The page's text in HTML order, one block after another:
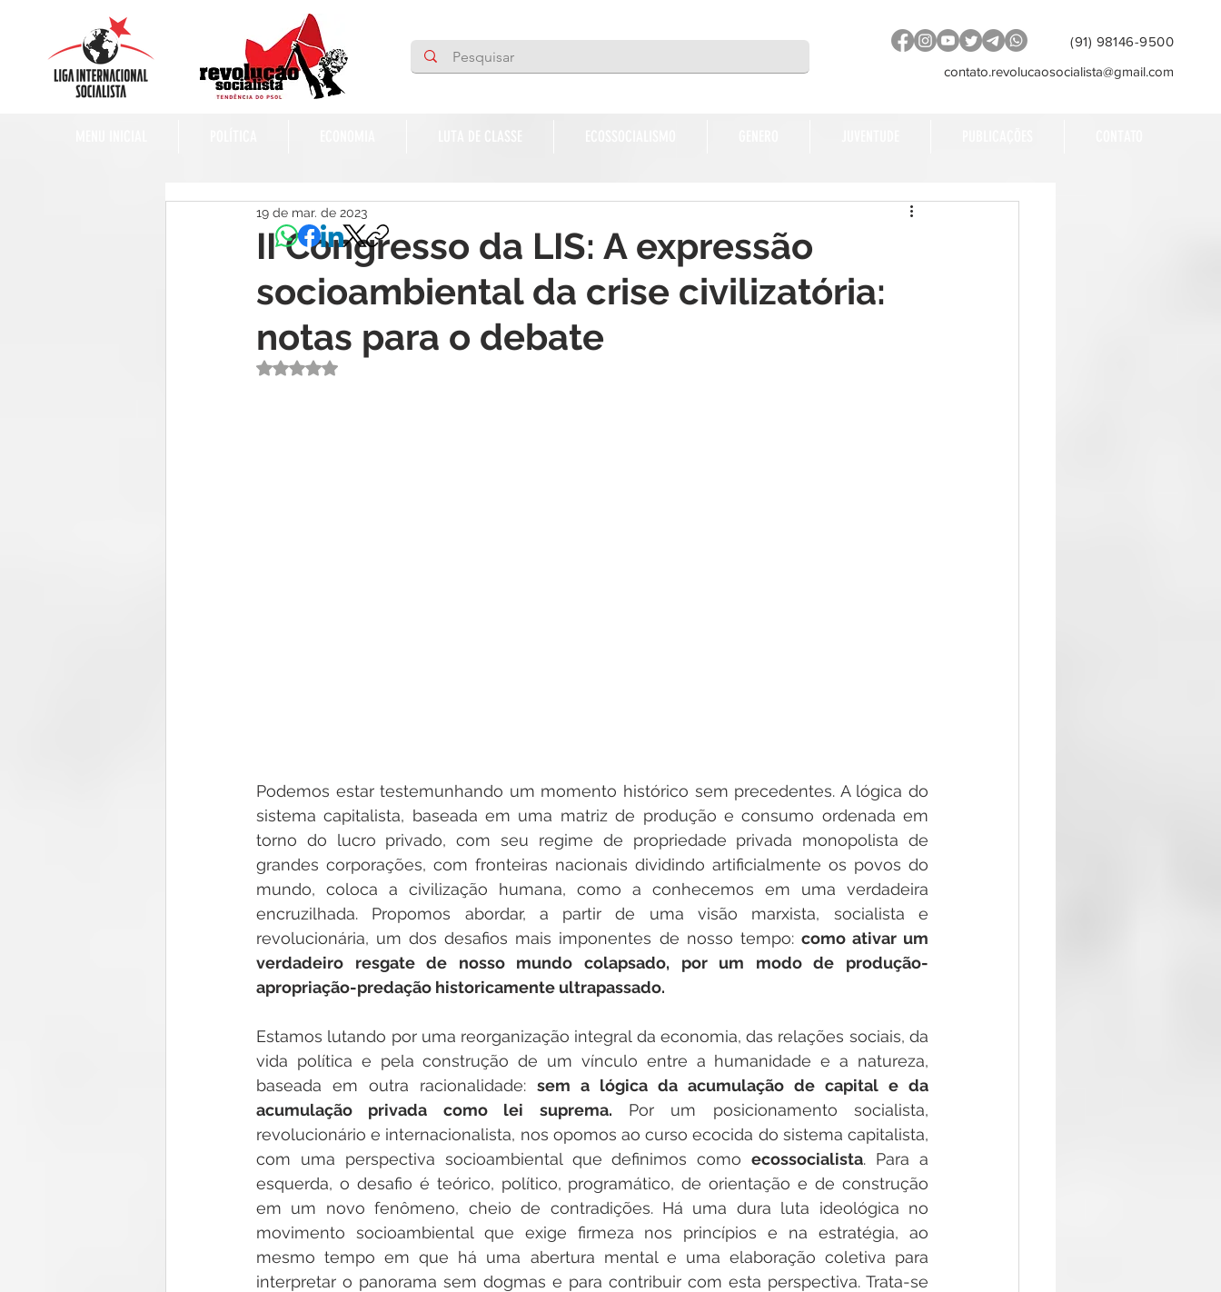
(91) 98146-9500
contato.revolucaosocialista@gmail.com
II Congresso da LIS: A expressão
socioambiental da crise civilizatória:
notas para o debate
19 de mar. de 2023
Avaliado com NaN de 5 estrelas.
Podemos estar testemunhando um momento histórico sem precedentes. A lógica do
sistema capitalista, baseada em uma matriz de produção e consumo ordenada em
torno do lucro privado, com seu regime de propriedade privada monopolista de
grandes corporações, com fronteiras nacionais dividindo artificialmente os povos do
mundo, coloca a civilização humana, como a conhecemos em uma verdadeira
encruzilhada. Propomos abordar, a partir de uma visão marxista, socialista e
revolucionária, um dos desafios mais imponentes de nosso tempo: como ativar um
verdadeiro resgate de nosso mundo colapsado, por um modo de produção-
apropriação-predação historicamente ultrapassado.
Estamos lutando por uma reorganização integral da economia, das relações sociais, da
vida política e pela construção de um vínculo entre a humanidade e a natureza,
baseada em outra racionalidade: sem a lógica da acumulação de capital e da
acumulação privada como lei suprema. Por um posicionamento socialista,
revolucionário e internacionalista, nos opomos ao curso ecocida do sistema capitalista,
com uma perspectiva socioambiental que definimos como ecossocialista. Para a
esquerda, o desafio é teórico, político, programático, de orientação e de construção
em um novo fenômeno, cheio de contradições. Há uma dura luta ideológica no
movimento socioambiental que exige firmeza nos princípios e na estratégia, ao
mesmo tempo em que há uma abertura mental e uma elaboração coletiva para
interpretar o panorama sem dogmas e para contribuir com esta perspectiva. Trata-se